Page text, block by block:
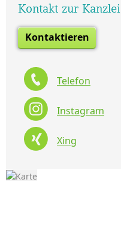
Kontakt zur Kanzlei
Kontaktieren
Telefon
Instagram
Xing